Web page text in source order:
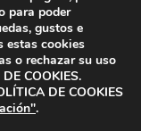
para poder
gustos e
estas cookies
o rechazar su uso
COOKIES.
DE COOKIES
.